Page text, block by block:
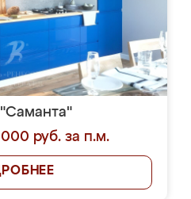
руб. за п.м.